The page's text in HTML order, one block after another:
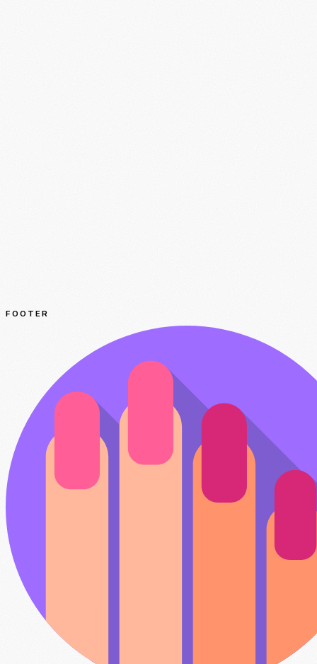
FOOTER